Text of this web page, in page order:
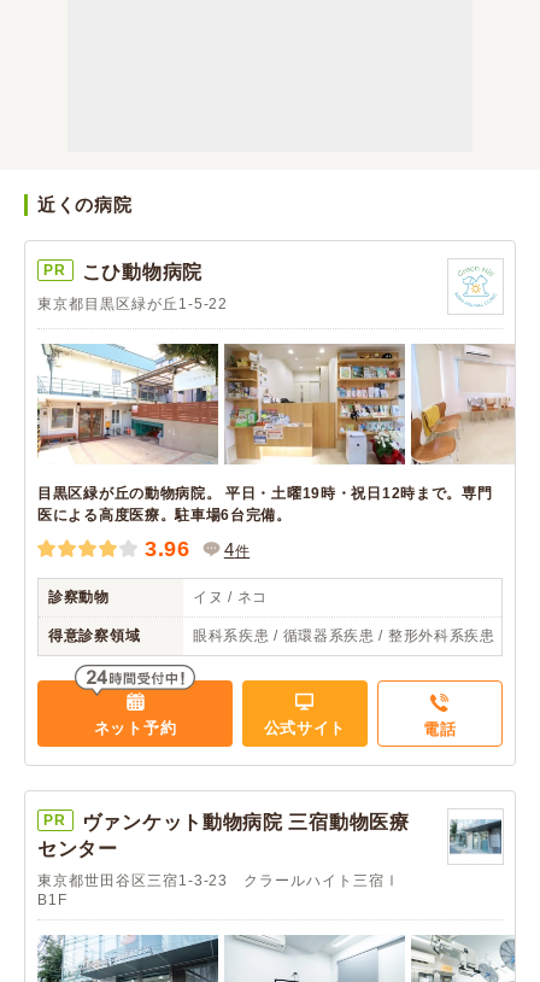
近くの病院
PR こひ動物病院
東京都目黒区緑が丘1-5-22
目黒区緑が丘の動物病院。 平日・土曜19時・祝日12時まで。専門
医による高度医療。駐車場6台完備。
3.96 4件
診察動物 イヌ / ネコ
得意診察領域 眼科系疾患 / 循環器系疾患 / 整形外科系疾患
ネット予約 公式サイト 電話
PR
ヴァンケット動物病院 三宿動物医療
センター
東京都世田谷区三宿1-3-23 クラールハイト三宿Ⅰ
B1F